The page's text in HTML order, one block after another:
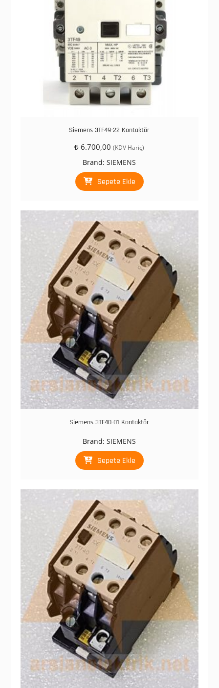
Siemens 3TF49-22 Kontaktör
₺ 6.700,00 (KDV Hariç)
Brand:SIEMENS
Sepete Ekle
Siemens 3TF40-01 Kontaktör
Brand:SIEMENS
Sepete Ekle